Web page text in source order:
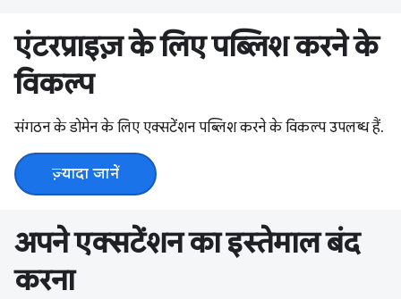
एंटरप्राइज़ के लिए पब्लिश करने के
विकल्प
संगठन के डोमेन के लिए एक्सटेंशन पब्लिश करने के विकल्प उपलब्ध हैं.
ज़्यादा जानें
अपने एक्सटेंशन का इस्तेमाल बंद
करना